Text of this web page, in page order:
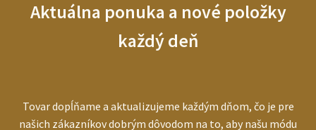
Aktuálna ponuka a nové položky
každý deň
Tovar dopĺňame a aktualizujeme každým dňom, čo je pre
našich zákazníkov dobrým dôvodom na to, aby našu módu